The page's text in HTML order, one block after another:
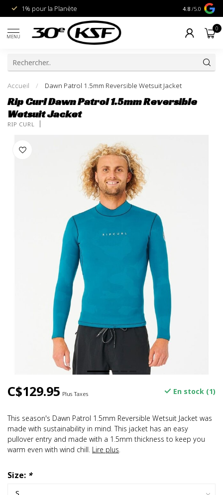
1% pour la Planète Livraison
4.8 /5.0
MENU
0
Accueil / Dawn Patrol 1.5mm Reversible Wetsuit Jacket
Rip Curl Dawn Patrol 1.5mm Reversible
Wetsuit Jacket
RIP CURL
C$129.95 Plus Taxes En stock (1)
This season's Dawn Patrol 1.5mm Reversible Wetsuit Jacket was
made with sustainability in mind. This jacket has an easy
pullover entry and made with a 1.5mm thickness to keep you
warm even with wind chill. Lire plus.
Size: *